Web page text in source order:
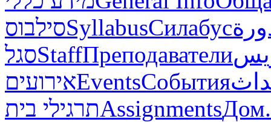
סילבוסSyllabusСилабус
סגלStaffПреподаватели
אירועיםEventsСобытия
תרגילי ביתAssignmentsДом.